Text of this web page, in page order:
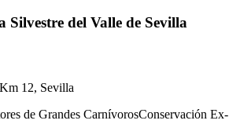
Silvestre del Valle de Sevilla
12, Sevilla
de Grandes CarnívorosConservación Ex-